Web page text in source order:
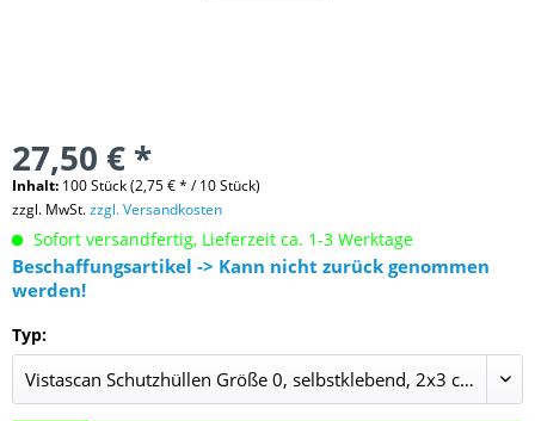
27,50 € *
Inhalt: 100 Stück (2,75 € * / 10 Stück)
zzgl. MwSt.zzgl. Versandkosten
Sofort versandfertig, Lieferzeit ca. 1-3 Werktage
Beschaffungsartikel -> Kann nicht zurück genommen
werden!
Typ: